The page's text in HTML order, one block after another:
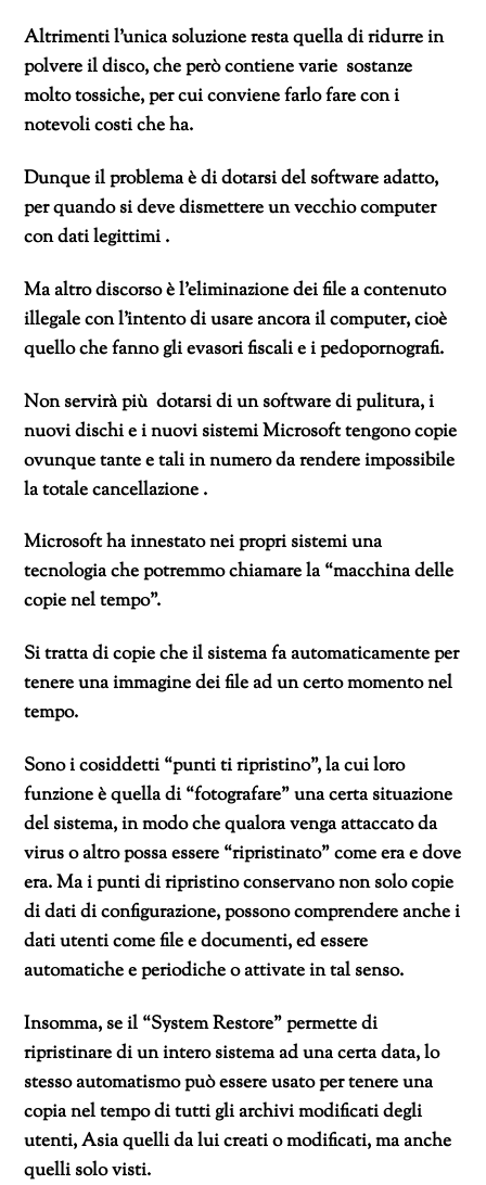
Altrimenti l’unica soluzione resta quella di ridurre in
polvere il disco, che però contiene varie sostanze
molto tossiche, per cui conviene farlo fare con i
notevoli costi che ha.
Dunque il problema è di dotarsi del software adatto,
per quando si deve dismettere un vecchio computer
con dati legittimi .
Ma altro discorso è l’eliminazione dei file a contenuto
illegale con l’intento di usare ancora il computer, cioè
quello che fanno gli evasori fiscali e i pedopornografi.
Non servirà più dotarsi di un software di pulitura, i
nuovi dischi e i nuovi sistemi Microsoft tengono copie
ovunque tante e tali in numero da rendere impossibile
la totale cancellazione .
Microsoft ha innestato nei propri sistemi una
tecnologia che potremmo chiamare la “macchina delle
copie nel tempo”.
Si tratta di copie che il sistema fa automaticamente per
tenere una immagine dei file ad un certo momento nel
tempo.
Sono i cosiddetti “punti ti ripristino”, la cui loro
funzione è quella di “fotografare” una certa situazione
del sistema, in modo che qualora venga attaccato da
virus o altro possa essere “ripristinato” come era e dove
era. Ma i punti di ripristino conservano non solo copie
di dati di configurazione, possono comprendere anche i
dati utenti come file e documenti, ed essere
automatiche e periodiche o attivate in tal senso.
Insomma, se il “System Restore” permette di
ripristinare di un intero sistema ad una certa data, lo
stesso automatismo può essere usato per tenere una
copia nel tempo di tutti gli archivi modificati degli
utenti, Asia quelli da lui creati o modificati, ma anche
quelli solo visti.